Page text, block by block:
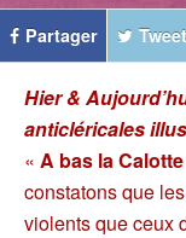
Partager
Hier &
anticléricales
« A bas la Calotte
constatons que
violents que ceux